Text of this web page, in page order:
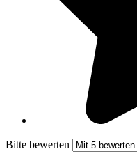
Bitte bewerten